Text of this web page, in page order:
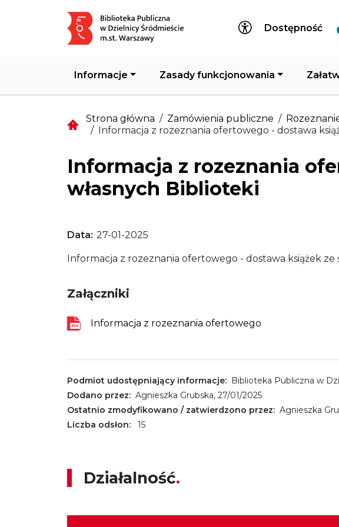
Dostępność
Informacje Zasady funkcjonowania
Strona główna Zamówienia publiczne
Informacja z rozeznania ofertowego - dostawa
Informacja z rozeznania
własnych Biblioteki
Data 27-01-2025
Informacja z rozeznania ofertowego - dostawa książek ze
Załączniki
Dokumenty
Informacja z rozeznania ofertowego
Podmiot udostępniający informacje: Biblioteka Publiczna w
Dodano przez: Agnieszka Grubska, 27/01/2025
Ostatnio zmodyfikowano / zatwierdzono przez: Agnieszka
Liczba odsłon:
15
Działalność